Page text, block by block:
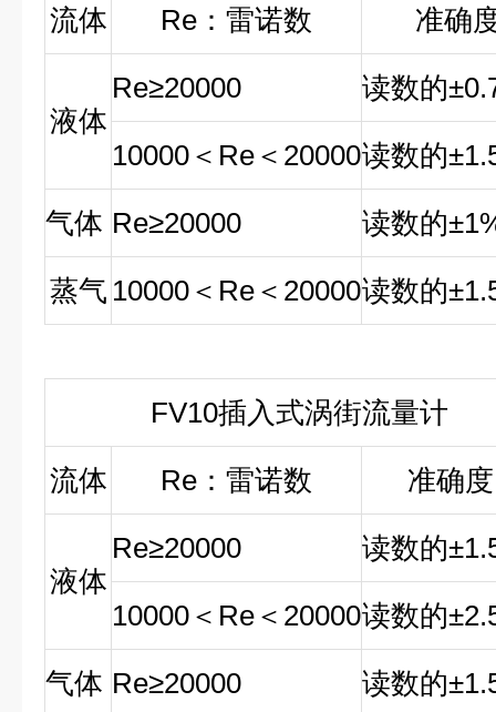
流体 Re ：雷诺数 准确
液体
Re≥20000 读数的
10000 ＜ Re ＜ 20000读数的
气体 Re≥20000 读数的
蒸气 10000 ＜ Re ＜ 20000读数的
FV10插入式涡街流量计
流体 Re ：雷诺数 准确度
液体
Re≥20000 读数的
10000 ＜ Re ＜ 20000读数的
气体 Re≥20000 读数的